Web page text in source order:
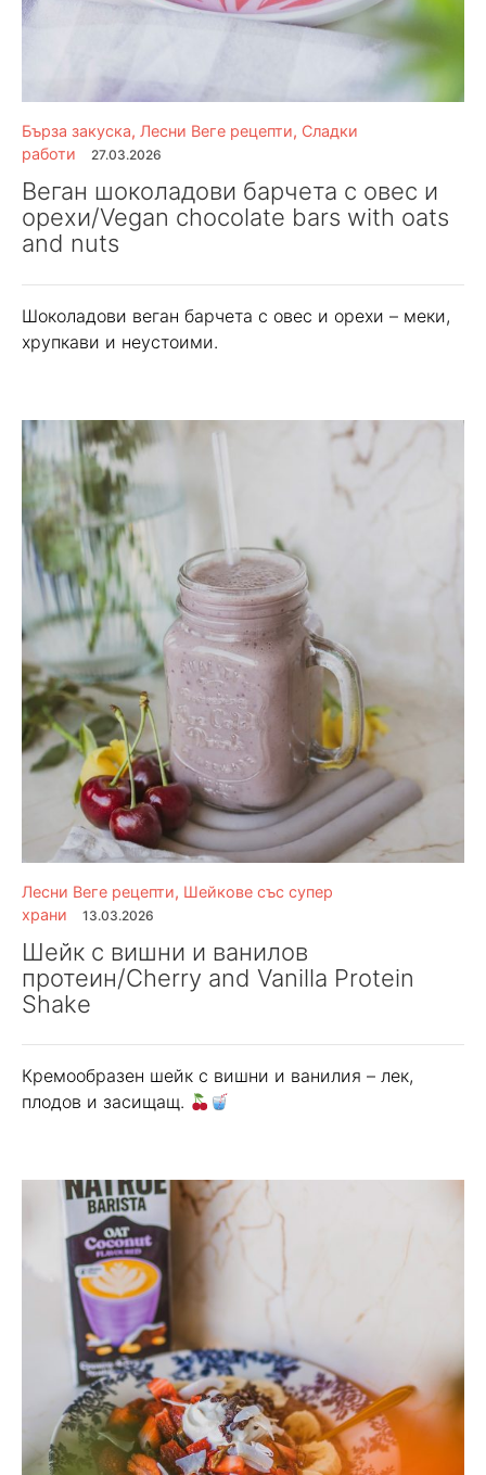
Бърза закуска, Лесни Веге рецепти, Сладки
работи
27.03.2026
Веган шоколадови барчета с овес и
орехи/Vegan chocolate bars with oats
and nuts
Шоколадови веган барчета с овес и орехи – меки,
хрупкави и неустоими.
Лесни Веге рецепти, Шейкове със супер
храни
13.03.2026
Шейк с вишни и ванилов
протеин/Cherry and Vanilla Protein
Shake
Кремообразен шейк с вишни и ванилия – лек,
плодов и засищащ.